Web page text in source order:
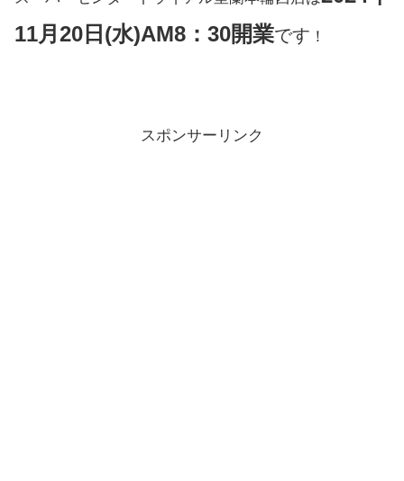
11月20日(水)AM8：30開業です ！
スポンサーリンク